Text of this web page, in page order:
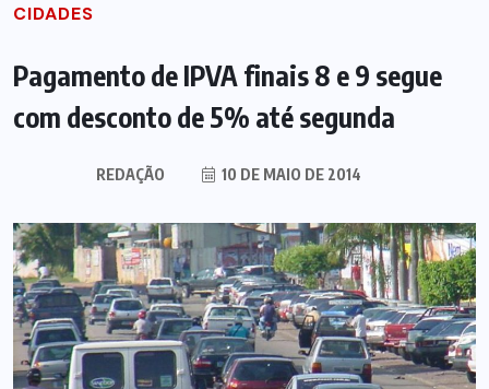
CIDADES
Pagamento de IPVA finais 8 e 9 segue
com desconto de 5% até segunda
REDAÇÃO 10 DE MAIO DE 2014